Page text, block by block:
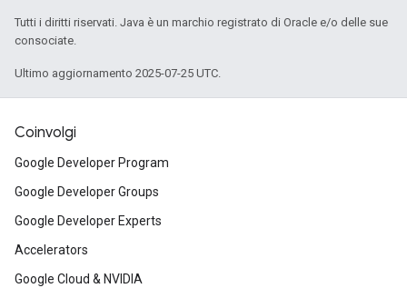
Tutti i diritti riservati. Java è un marchio registrato di Oracle e/o delle sue
consociate.
Ultimo aggiornamento 2025-07-25 UTC.
Coinvolgi
Google Developer Program
Google Developer Groups
Google Developer Experts
Accelerators
Google Cloud & NVIDIA